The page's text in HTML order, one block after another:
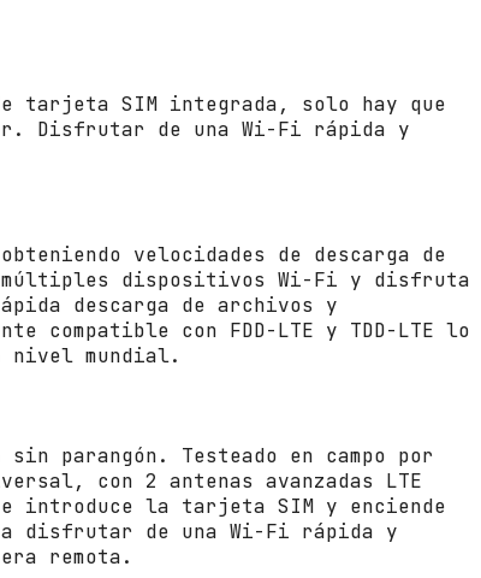
r
0
1
2
0
0
s
/
4
tarjeta SIM integrada, solo hay que
Disfrutar de una Wi-Fi rápida y
velocidades de descarga de
múltiples dispositivos Wi-Fi y disfruta
descarga de archivos y
compatible con FDD-LTE y TDD-LTE lo
nivel mundial.
parangón. Testeado en campo por
con 2 antenas avanzadas LTE
introduce la tarjeta SIM y enciende
disfrutar de una Wi-Fi rápida y
remota.